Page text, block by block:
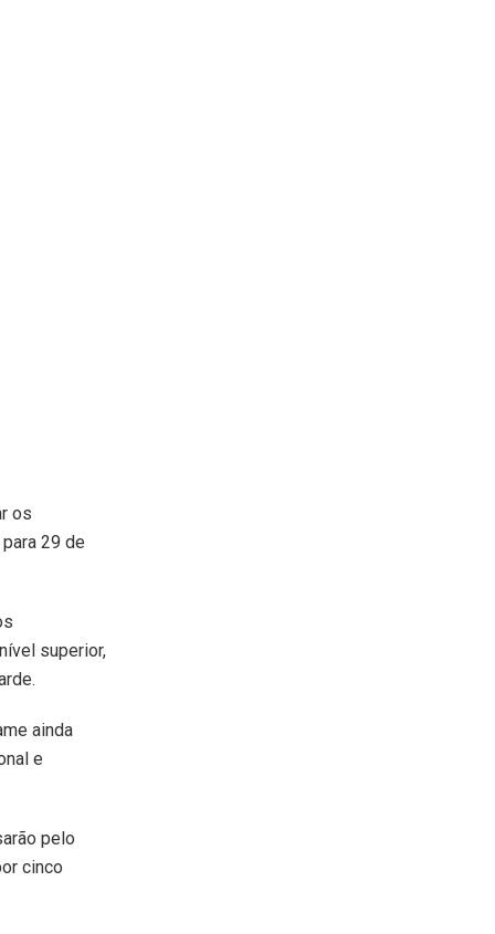
os
29 de
superior,
ainda
e
pelo
cinco